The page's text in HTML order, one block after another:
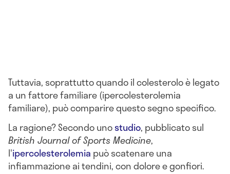
Tuttavia, soprattutto quando il colesterolo è legato
a un fattore familiare (ipercolesterolemia
familiare), può comparire questo segno specifico.
La ragione? Secondo unostudio, pubblicato sul
British Journal of Sports Medicine,
l'ipercolesterolemia può scatenare una
infiammazione ai tendini, con dolore e gonfiori.